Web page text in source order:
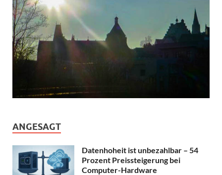
ANGESAGT
Datenhoheit ist unbezahlbar – 54
Prozent Preissteigerung bei
Computer-Hardware